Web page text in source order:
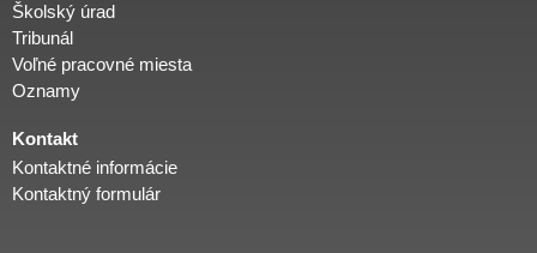
Školský úrad
Tribunál
Voľné pracovné miesta
Oznamy
Kontakt
Kontaktné informácie
Kontaktný formulár